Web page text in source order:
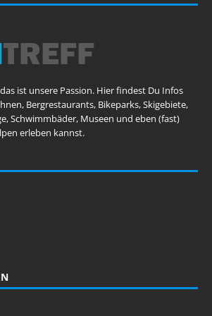
ist unsere Passion. Hier findest Du Infos
Bergrestaurants, Bikeparks, Skigebiete,
Schwimmbäder, Museen und eben (fast)
erleben kannst.